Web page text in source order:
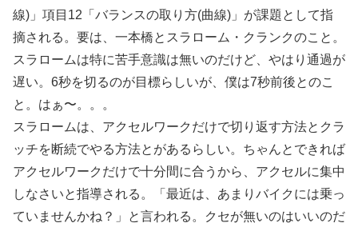
線)」項目12「バランスの取り方(曲線)」が課題として指
摘される。要は、一本橋とスラローム・クランクのこと。
スラロームは特に苦手意識は無いのだけど、やはり通過が
遅い。6秒を切るのが目標らしいが、僕は7秒前後とのこ
と。はぁ〜。。。
スラロームは、アクセルワークだけで切り返す方法とクラ
ッチを断続でやる方法とがあるらしい。ちゃんとできれば
アクセルワークだけで十分間に合うから、アクセルに集中
しなさいと指導される。「最近は、あまりバイクには乗っ
ていませんかね？」と言われる。クセが無いのはいいのだ